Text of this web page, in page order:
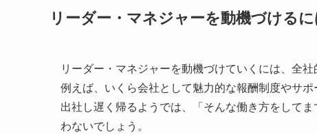
リーダー・マネジャーを動機づける
リーダー・マネジャーを動機づけていくには、全
例えば、いくら会社として魅力的な報酬制度やサ
出社し遅く帰るようでは、「そんな働き方をして
わないでしょう。